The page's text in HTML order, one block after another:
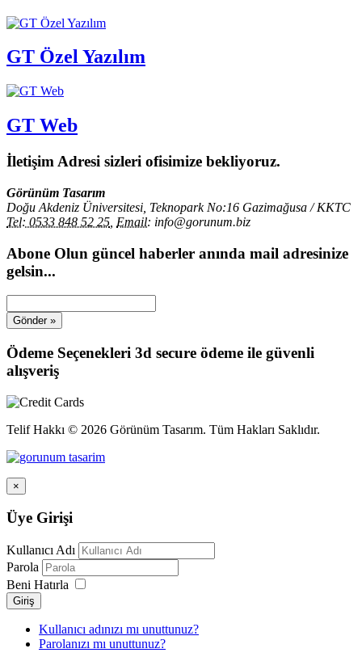
GT Özel Yazılım
GT Web
İletişim Adresi sizleri ofisimize bekliyoruz.
Görünüm Tasarım
Doğu Akdeniz Üniversitesi, Teknopark No:16 Gazimağusa / KKTC
Tel: 0533 848 52 25 Email: info@gorunum.biz
Abone Olun güncel haberler anında mail adresinize
gelsin...
Ödeme Seçenekleri 3d secure ödeme ile güvenli
alışveriş
Telif Hakkı © 2026 Görünüm Tasarım. Tüm Hakları Saklıdır.
×
Üye Girişi
Kullanıcı Adı
Parola
Beni Hatırla
Giriş
Kullanıcı adınızı mı unuttunuz?
Parolanızı mı unuttunuz?